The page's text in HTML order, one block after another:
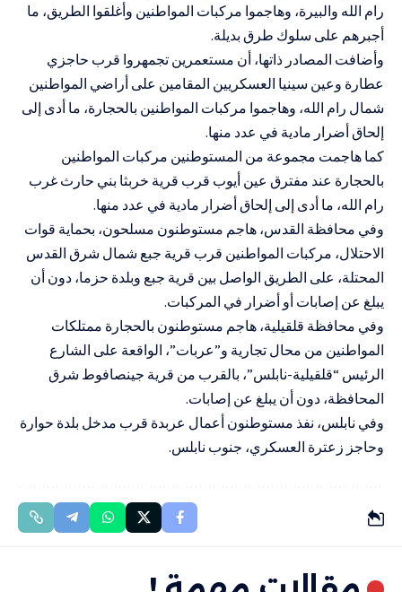
رام الله والبيرة، وهاجموا مركبات المواطنين وأغلقوا الطريق، ما
أجبرهم على سلوك طرق بديلة.
وأضافت المصادر ذاتها، أن مستعمرين تجمهروا قرب حاجزي
عطارة وعين سينيا العسكريين المقامين على أراضي المواطنين
شمال رام الله، وهاجموا مركبات المواطنين بالحجارة، ما أدى إلى
إلحاق أضرار مادية في عدد منها.
كما هاجمت مجموعة من المستوطنين مركبات المواطنين
بالحجارة عند مفترق عين أيوب قرب قرية خربثا بني حارث غرب
رام الله، ما أدى إلى إلحاق أضرار مادية في عدد منها.
وفي محافظة القدس، هاجم مستوطنون مسلحون، بحماية قوات
الاحتلال، مركبات المواطنين قرب قرية جبع شمال شرق القدس
المحتلة، على الطريق الواصل بين قرية جبع وبلدة حزما، دون أن
يبلغ عن إصابات أو أضرار في المركبات.
وفي محافظة قلقيلية، هاجم مستوطنون بالحجارة ممتلكات
المواطنين من محال تجارية و”عربات”، الواقعة على الشارع
الرئيس “قلقيلية-نابلس”، بالقرب من قرية جينصافوط شرق
المحافظة، دون أن يبلغ عن إصابات.
وفي نابلس، نفذ مستوطنون أعمال عربدة قرب مدخل بلدة حوارة
وحاجز زعترة العسكري، جنوب نابلس.